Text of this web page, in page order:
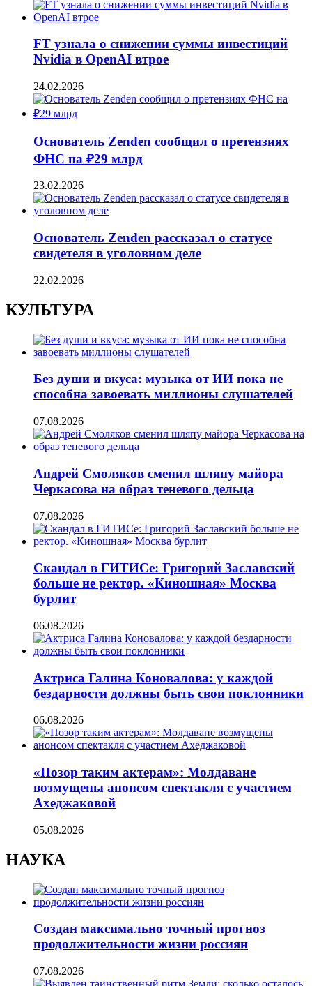
FT узнала о снижении суммы инвестиций
Nvidia в OpenAI втрое
24.02.2026
Основатель Zenden сообщил о претензиях
ФНС на ₽29 млрд
23.02.2026
Основатель Zenden рассказал о статусе
свидетеля в уголовном деле
22.02.2026
КУЛЬТУРА
Без души и вкуса: музыка от ИИ пока не
способна завоевать миллионы слушателей
07.08.2026
Андрей Смоляков сменил шляпу майора
Черкасова на образ теневого дельца
07.08.2026
Скандал в ГИТИСе: Григорий Заславский
больше не ректор. «Киношная» Москва
бурлит
06.08.2026
Актриса Галина Коновалова: у каждой
бездарности должны быть свои поклонники
06.08.2026
«Позор таким актерам»: Молдаване
возмущены анонсом спектакля с участием
Ахеджаковой
05.08.2026
НАУКА
Создан максимально точный прогноз
продолжительности жизни россиян
07.08.2026